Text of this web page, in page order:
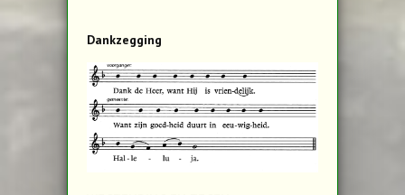
Dankzegging